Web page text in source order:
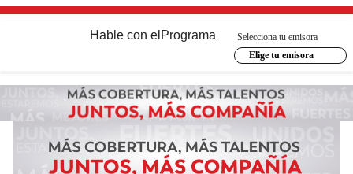
Hable con el Programa
Selecciona tu emisora
Elige tu emisora